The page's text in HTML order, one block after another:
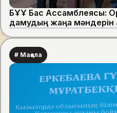
БҰҰ Бас Ассамблеясы:
дамудың жаңа мәндерін
# Мақала